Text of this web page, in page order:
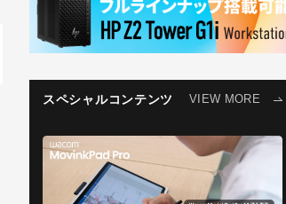
スペシャルコンテンツ VIEW MORE